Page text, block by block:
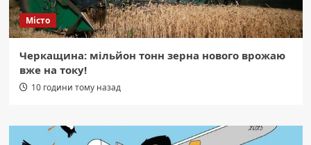
Місто
Черкащина: мільйон тонн зерна нового врожаю
вже на току!
10 години тому назад